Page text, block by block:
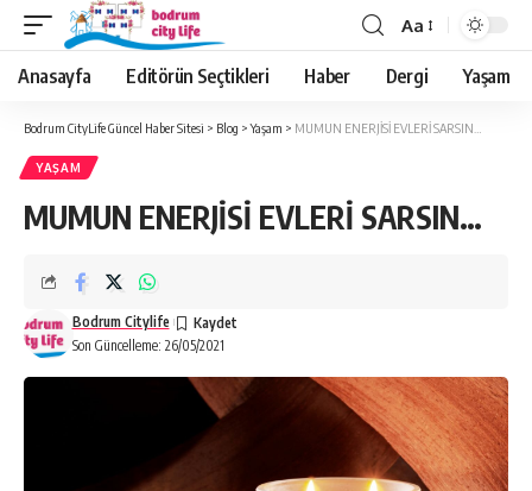
Aa
Anasayfa Editörün Seçtikleri Haber Dergi Yaşam
Bodrum CityLife Güncel Haber Sitesi > Blog >Yaşam > MUMUN ENERJİSİ EVLERİ SARSIN…
YAŞAM
MUMUN ENERJİSİ EVLERİ SARSIN…
Son Güncelleme: 26/05/2021
Bodrum Citylife